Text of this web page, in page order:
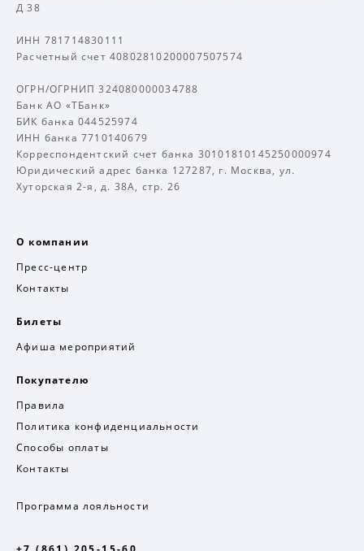
Д 38
ИНН 781714830111
Расчетный счет 40802810200007507574
ОГРН/ОГРНИП 324080000034788
Банк АО «ТБанк»
БИК банка 044525974
ИНН банка 7710140679
Корреспондентский счет банка 30101810145250000974
Юридический адрес банка 127287, г. Москва, ул.
Хуторская 2-я, д. 38А, стр. 26
О компании
Пресс-центр
Контакты
Билеты
Афиша мероприятий
Покупателю
Правила
Политика конфиденциальности
Способы оплаты
Контакты
Программа лояльности